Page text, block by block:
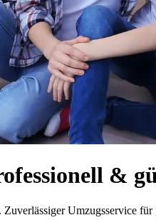
&
Umzugsservice für